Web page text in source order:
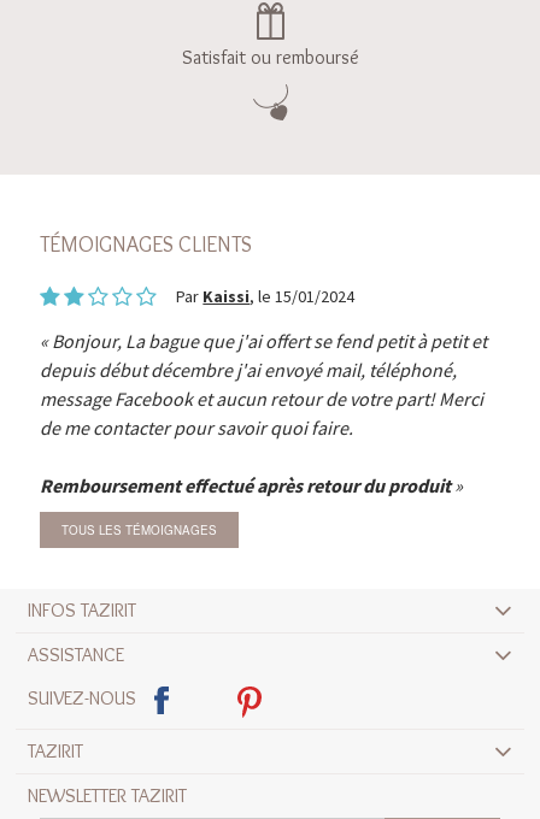
Satisfait ou remboursé
TÉMOIGNAGES CLIENTS
Par Kaissi, le 15/01/2024
Bonjour, La bague que j'ai offert se fend petit à petit et
depuis début décembre j'ai envoyé mail, téléphoné,
message Facebook et aucun retour de votre part! Merci
de me contacter pour savoir quoi faire.
Remboursement effectué après retour du produit
TOUS LES TÉMOIGNAGES
INFOS TAZIRIT
ASSISTANCE
SUIVEZ-NOUS
TAZIRIT
NEWSLETTER TAZIRIT